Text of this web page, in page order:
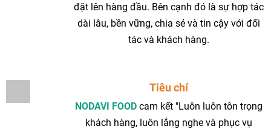
đặt lên hàng đầu. Bên cạnh đó là sự hợp tác
dài lâu, bền vững, chia sẻ và tin cậy với đối
tác và khách hàng.
Tiêu chí
NODAVI FOODcam kết "Luôn luôn tôn trọng
khách hàng, luôn lắng nghe và phục vụ